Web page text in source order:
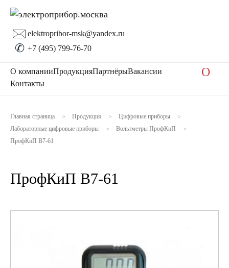
🖂 elektropribor-msk@yandex.ru
✆ +7 (495) 799-76-70
О компанииПродукцияПартнёрыВакансии
Контакты
O
Главная страница > Продукция > Цифровые приборы >
Лабораторные цифровые приборы > Вольтметры ПрофКиП >
ПрофКиП В7-61
ПрофКиП В7-61